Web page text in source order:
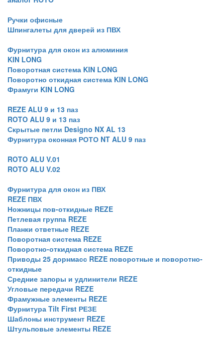
Ручки офисные
Шпингалеты для дверей из ПВХ
Фурнитура для окон из алюминия
KIN LONG
Поворотная система KIN LONG
Поворотно откидная система KIN LONG
Фрамуги KIN LONG
REZE ALU 9 и 13 паз
ROTO ALU 9 и 13 паз
Скрытые петли Designo NX AL 13
Фурнитура оконная РОТО NT ALU 9 паз
ROTO ALU V.01
ROTO ALU V.02
Фурнитура для окон из ПВХ
REZE ПВХ
Ножницы пов-откидные REZE
Петлевая группа REZE
Планки ответные REZE
Поворотная система REZE
Поворотно-откидная система REZE
Приводы 25 дорнмасс REZE поворотные и поворотно-
откидные
Средние запоры и удлинители REZE
Угловые передачи REZE
Фрамужные элементы REZE
Фурнитура Tilt First РЕЗЕ
Шаблоны инструмент REZE
Штульповые элементы REZE